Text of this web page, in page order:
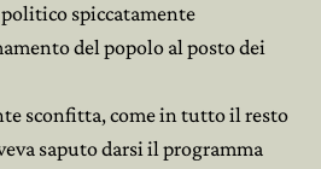
spiccatamente
del popolo al posto dei
sconfitta, come in tutto il resto
saputo darsi il programma